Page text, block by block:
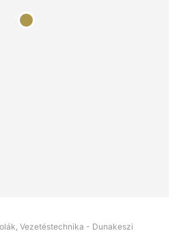
Vezetéstechnika - Dunakeszi